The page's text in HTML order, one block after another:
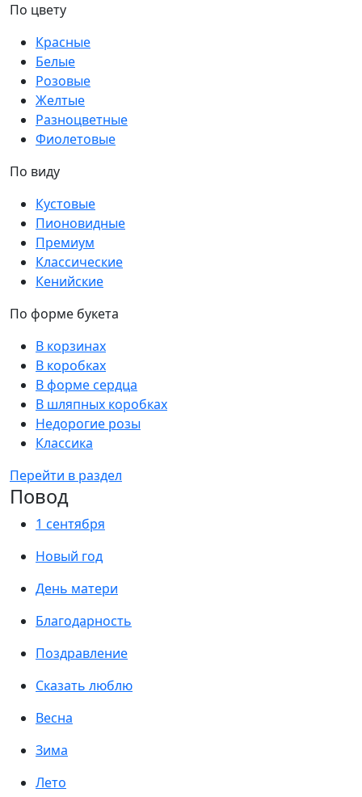
По цвету
Красные
Белые
Розовые
Желтые
Разноцветные
Фиолетовые
По виду
Кустовые
Пионовидные
Премиум
Классические
Кенийские
По форме букета
В корзинах
В коробках
В форме сердца
В шляпных коробках
Недорогие розы
Классика
Перейти в раздел
Повод
1 сентября
Новый год
День матери
Благодарность
Поздравление
Сказать люблю
Весна
Зима
Лето